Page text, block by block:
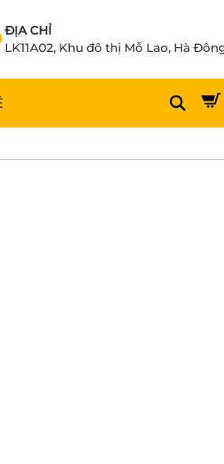
ĐỊA CHỈ
LK11A02, Khu đô thị Mỗ Lao, Hà